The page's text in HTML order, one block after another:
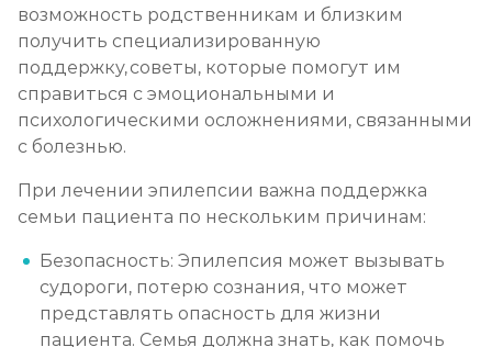
возможность родственникам и близким
получить специализированную
поддержку, советы, которые помогут им
справиться с эмоциональными и
психологическими осложнениями, связанными
с болезнью.
При лечении эпилепсии важна поддержка
семьи пациента по нескольким причинам:
Безопасность: Эпилепсия может вызывать
судороги, потерю сознания, что может
представлять опасность для жизни
пациента. Семья должна знать, как помочь